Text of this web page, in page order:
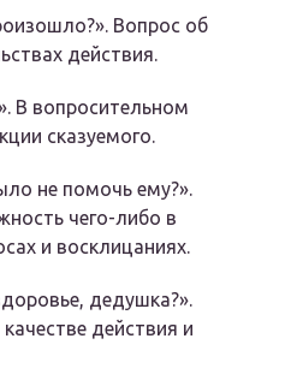
Вопрос об
действия.
В вопросительном
сказуемого.
не помочь ему?».
чего-либо в
и восклицаниях.
дедушка?».
действия и